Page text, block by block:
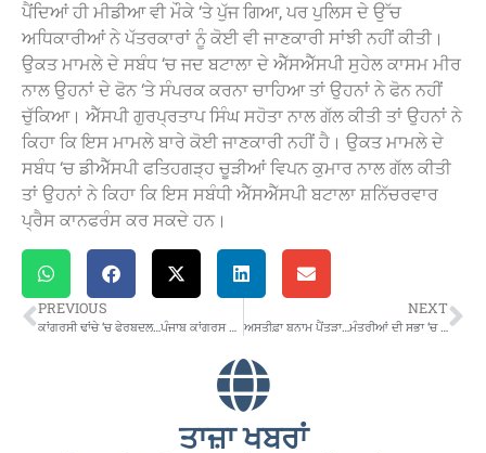
ਪੈਂਦਿਆਂ ਹੀ ਮੀਡੀਆ ਵੀ ਮੌਕੇ ‘ਤੇ ਪੁੱਜ ਗਿਆ, ਪਰ ਪੁਲਿਸ ਦੇ ਉੱਚ
ਅਧਿਕਾਰੀਆਂ ਨੇ ਪੱਤਰਕਾਰਾਂ ਨੂੰ ਕੋਈ ਵੀ ਜਾਣਕਾਰੀ ਸਾਂਝੀ ਨਹੀਂ ਕੀਤੀ।
ਉਕਤ ਮਾਮਲੇ ਦੇ ਸਬੰਧ ‘ਚ ਜਦ ਬਟਾਲਾ ਦੇ ਐੱਸਐੱਸਪੀ ਸੁਹੇਲ ਕਾਸਮ ਮੀਰ
ਨਾਲ ਉਹਨਾਂ ਦੇ ਫੋਨ ‘ਤੇ ਸੰਪਰਕ ਕਰਨਾ ਚਾਹਿਆ ਤਾਂ ਉਹਨਾਂ ਨੇ ਫੋਨ ਨਹੀਂ
ਚੁੱਕਿਆ। ਐੱਸਪੀ ਗੁਰਪ੍ਰਤਾਪ ਸਿੰਘ ਸਹੋਤਾ ਨਾਲ ਗੱਲ ਕੀਤੀ ਤਾਂ ਉਹਨਾਂ ਨੇ
ਕਿਹਾ ਕਿ ਇਸ ਮਾਮਲੇ ਬਾਰੇ ਕੋਈ ਜਾਣਕਾਰੀ ਨਹੀਂ ਹੈ। ਉਕਤ ਮਾਮਲੇ ਦੇ
ਸਬੰਧ ‘ਚ ਡੀਐੱਸਪੀ ਫਤਿਹਗੜ੍ਹ ਚੂੜੀਆਂ ਵਿਪਨ ਕੁਮਾਰ ਨਾਲ ਗੱਲ ਕੀਤੀ
ਤਾਂ ਉਹਨਾਂ ਨੇ ਕਿਹਾ ਕਿ ਇਸ ਸਬੰਧੀ ਐੱਸਐੱਸਪੀ ਬਟਾਲਾ ਸ਼ਨਿੱਚਰਵਾਰ
ਪ੍ਰੈਸ ਕਾਨਫਰੰਸ ਕਰ ਸਕਦੇ ਹਨ।
PREVIOUS
ਕਾਂਗਰਸੀ ਢਾਂਚੇ ‘ਚ ਫੇਰਬਦਲ…ਪੰਜਾਬ ਕਾਂਗਰਸ ਦੀ ਵਾਗਡੋਰ ਭੁਪੇਸ਼ ਬਘੇਲ ਦੇ ਹੱਥ…!
NEXT
ਅਸਤੀਫ਼ਾ ਬਨਾਮ ਪੈਂਤੜਾ…ਮੰਤਰੀਆਂ ਦੀ ਸਭਾ ‘ਚ ਭਗਵੰਤ ਮਾਨ ਨੇ ਅਮਨ ਅਰੋੜਾ ਇਉਂ ਕੀਤੈ ਚਿੱਤ….!
ਤਾਜ਼ਾ ਖਬਰਾਂ